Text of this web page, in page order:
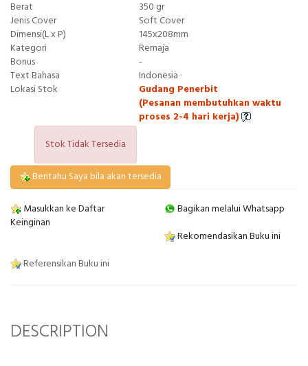
Berat
350 gr
Jenis Cover
Soft Cover
Dimensi(L x P)
145x208mm
Kategori
Remaja
Bonus
-
Text Bahasa
Indonesia ·
Lokasi Stok
Gudang Penerbit
(Pesanan membutuhkan waktu
proses 2-4 hari kerja)
Stok Tidak Tersedia
Beritahu Saya bila akan tersedia
Masukkan ke Daftar
Keinginan
Bagikan melalui Whatsapp
Rekomendasikan Buku ini
Referensikan Buku ini
DESCRIPTION